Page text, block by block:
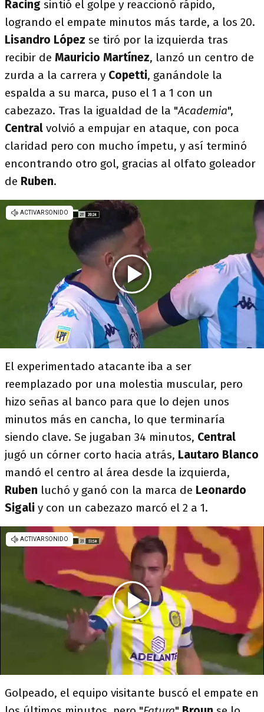
Racing sintió el golpe y reaccionó rápido,
logrando el empate minutos más tarde, a los 20.
Lisandro López se tiró por la izquierda tras
recibir de Mauricio Martínez, lanzó un centro de
zurda a la carrera y Copetti, ganándole la
espalda a su marca, puso el 1 a 1 con un
cabezazo. Tras la igualdad de la "Academia",
Central volvió a empujar en ataque, con poca
claridad pero con mucho ímpetu, y así terminó
encontrando otro gol, gracias al olfato goleador
de Ruben.
El experimentado atacante iba a ser
reemplazado por una molestia muscular, pero
hizo señas al banco para que lo dejen unos
minutos más en cancha, lo que terminaría
siendo clave. Se jugaban 34 minutos, Central
jugó un córner corto hacia atrás, Lautaro Blanco
mandó el centro al área desde la izquierda,
Ruben luchó y ganó con la marca de Leonardo
Sigali y con un cabezazo marcó el 2 a 1.
Golpeado, el equipo visitante buscó el empate en